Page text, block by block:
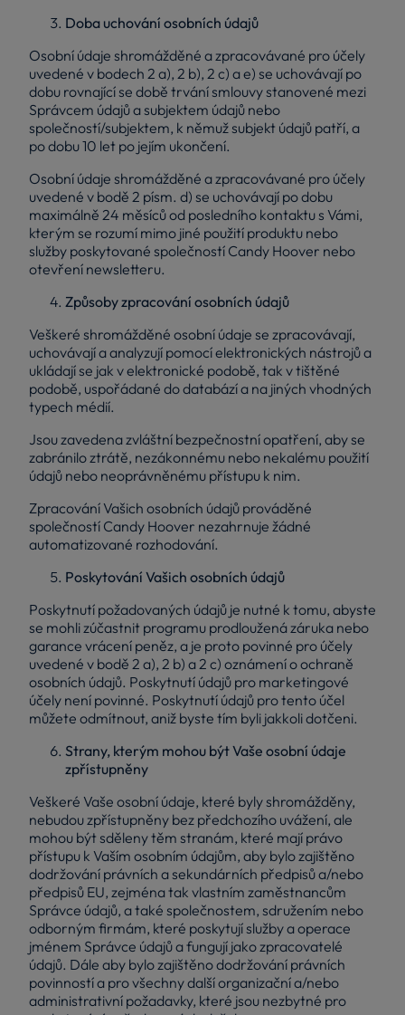
Doba uchování osobních údajů
Osobní údaje shromážděné a zpracovávané pro účely
uvedené v bodech 2 a), 2 b), 2 c) a e) se uchovávají po
dobu rovnající se době trvání smlouvy stanovené mezi
Správcem údajů a subjektem údajů nebo
společností/subjektem, k němuž subjekt údajů patří, a
po dobu 10 let po jejím ukončení.
Osobní údaje shromážděné a zpracovávané pro účely
uvedené v bodě 2 písm. d) se uchovávají po dobu
maximálně 24 měsíců od posledního kontaktu s Vámi,
kterým se rozumí mimo jiné použití produktu nebo
služby poskytované společností Candy Hoover nebo
otevření newsletteru.
Způsoby zpracování osobních údajů
Veškeré shromážděné osobní údaje se zpracovávají,
uchovávají a analyzují pomocí elektronických nástrojů a
ukládají se jak v elektronické podobě, tak v tištěné
podobě, uspořádané do databází a na jiných vhodných
typech médií.
Jsou zavedena zvláštní bezpečnostní opatření, aby se
zabránilo ztrátě, nezákonnému nebo nekalému použití
údajů nebo neoprávněnému přístupu k nim.
Zpracování Vašich osobních údajů prováděné
společností Candy Hoover nezahrnuje žádné
automatizované rozhodování.
Poskytování Vašich osobních údajů
Poskytnutí požadovaných údajů je nutné k tomu, abyste
se mohli zúčastnit programu prodloužená záruka nebo
garance vrácení peněz, a je proto povinné pro účely
uvedené v bodě 2 a), 2 b) a 2 c) oznámení o ochraně
osobních údajů. Poskytnutí údajů pro marketingové
účely není povinné. Poskytnutí údajů pro tento účel
můžete odmítnout, aniž byste tím byli jakkoli dotčeni.
Strany, kterým mohou být Vaše osobní údaje
zpřístupněny
Veškeré Vaše osobní údaje, které byly shromážděny,
nebudou zpřístupněny bez předchozího uvážení, ale
mohou být sděleny těm stranám, které mají právo
přístupu k Vaším osobním údajům, aby bylo zajištěno
dodržování právních a sekundárních předpisů a/nebo
předpisů EU, zejména tak vlastním zaměstnancům
Správce údajů, a také společnostem, sdružením nebo
odborným firmám, které poskytují služby a operace
jménem Správce údajů a fungují jako zpracovatelé
údajů. Dále aby bylo zajištěno dodržování právních
povinností a pro všechny další organizační a/nebo
administrativní požadavky, které jsou nezbytné pro